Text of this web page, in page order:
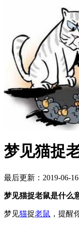
梦见猫捉
最后更新：2019-06-16
梦见猫捉老鼠是什么
梦见猫捉老鼠 ，提醒